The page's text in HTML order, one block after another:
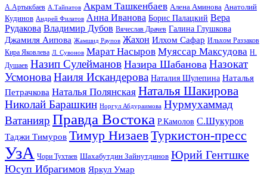
А.Артыкбаев А.Тайпатов Акрам Ташкенбаев Алена Аминова Анатолий
Кудинов Андрей Филатов Анна Иванова Борис Палацкий Вера
Рудакова Владимир Дубов Вячеслав Драчев Галина Глушкова
Джамиля Аипова Жамшид Раупов Жахон Илхом Сафар Ильхом Раззаков
Кира Яковлева Л. Сувонов Марат Насыров Муяссар Максудова Н.
Душаев Назип Сулейманов Назира Шабанова Назокат
УсмоноваНаиля Искандерова Наталия Шулепина Наталья
Петрачкова Наталья Полянская Наталья Шакирова
Николай Барашкин Норгул Абдураимова Нурмухаммад
Ватанияр Правда Востока Р.Камолов С.Шукуров
Таджи Тимуров Тимур НизаевТуркистон-пресс
УзА Чори Тухтаев Шахабутдин Зайнутдинов Юрий Гентшке
Юсуп Ибрагимов Яркул Умар